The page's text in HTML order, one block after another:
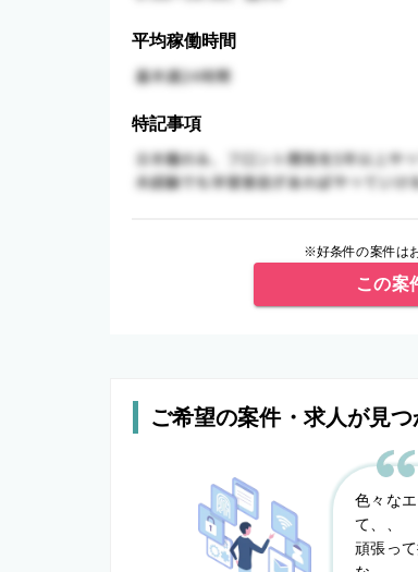
平均稼働時間
特記事項
※好条件の案件は
この案
ご希望の案件・求人が見
色々な
て、、
頑張っ